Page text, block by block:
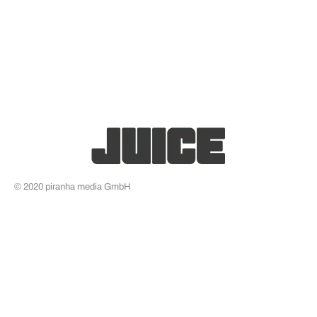
© 2020 piranha media GmbH